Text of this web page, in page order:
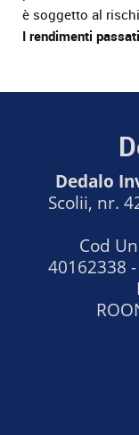
è soggetto al
I rendimenti
Dedalo
Scolii, nr.
Cod
40162338